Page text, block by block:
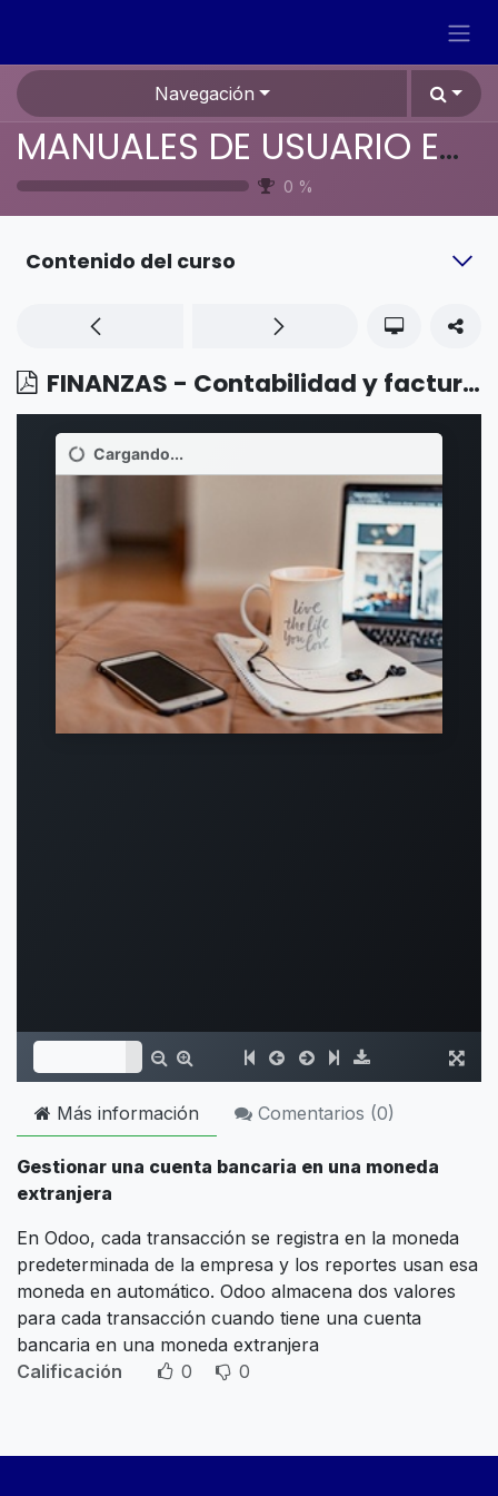
Navegación
MANUALES DE USUARIO EN ESPAÑOL ODOO 19
0 %
Contenido del curso
FINANZAS - Contabilidad y facturación - Gestionar una cuenta bancaria en una moneda extranjera
Más información Comentarios (0)
Gestionar una cuenta bancaria en una moneda
extranjera
En Odoo, cada transacción se registra en la moneda
predeterminada de la empresa y los reportes usan esa
moneda en automático. Odoo almacena dos valores
para cada transacción cuando tiene una cuenta
bancaria en una moneda extranjera
Calificación
0 0